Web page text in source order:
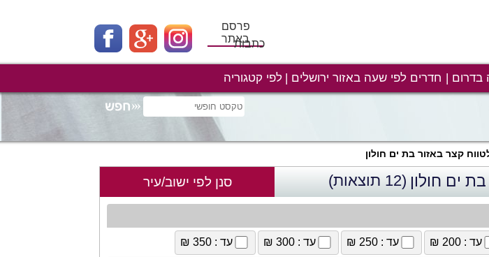
פרסם
באתרכתבות
בדרום חדרים לפי שעה באזור ירושלים לפי קטגוריה
קצר באזור בת ים חולון
ים חולון (12 תוצאות) סנן לפי ישוב/עיר
עד : 200 ₪ עד : 250 ₪ עד : 300 ₪ עד : 350 ₪